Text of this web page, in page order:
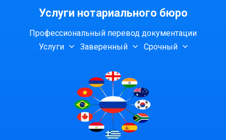
Услуги нотариального бюро
Профессиональный перевод документации
Услуги
Заверенный Срочный